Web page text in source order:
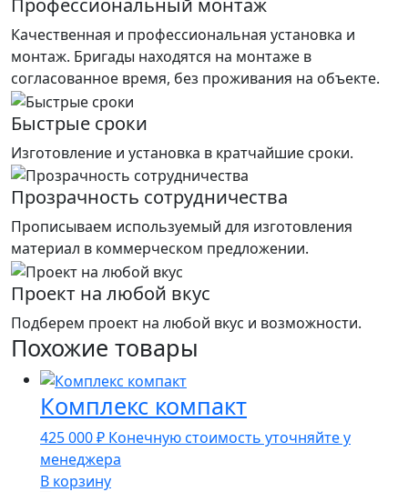
Качественная и профессиональная установка и
монтаж. Бригады находятся на монтаже в
согласованное время, без проживания на объекте.
Быстрые сроки
Изготовление и установка в кратчайшие сроки.
Прозрачность сотрудничества
Прописываем используемый для изготовления
материал в коммерческом предложении.
Проект на любой вкус
Подберем проект на любой вкус и возможности.
Похожие товары
Комплекс компакт
425 000₽ Конечную стоимость уточняйте у
менеджера
В корзину